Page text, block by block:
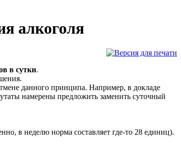
алкоголя
в сутки.
данного принципа. Например, в докладе
намерены предложить заменить суточный
в неделю норма составляет где-то 28 единиц).